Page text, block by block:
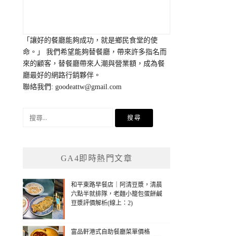
「讓好的餐廳能夠成功，就是鄉民食堂的使
命。」 我們希望能夠替餐廳，帶來許多指名而
來的顧客，替餐廳帶來人潮與營業額，成為餐
廳最好的網路行銷夥伴。
聯絡我們:goodeattw@gmail.com
GA4即時熱門文章
和平東路早餐店｜阿清豆漿，清晨
六點半就排隊，老麵小籠包蛋餅鹹
豆漿評價解析(線上：2)
富品軒港式自助餐廳菜單價格